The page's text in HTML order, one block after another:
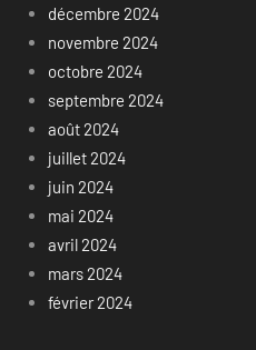
décembre 2024
novembre 2024
octobre 2024
septembre 2024
août 2024
juillet 2024
juin 2024
mai 2024
avril 2024
mars 2024
février 2024